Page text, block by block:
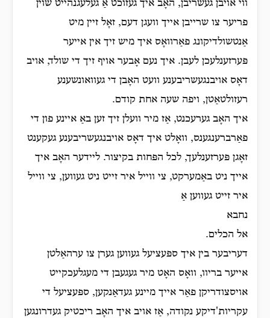
ווי אויבן געשריבן, האָב איך געזוכט אַ געלעגנהייט שוין
פריער צו שרייבן אייך וועגן דעם, זאָל זיין מיט
אַנטשולדיקונג פאַרוואָס איך מיש זיך אין אייער
פּערזענלעכן לעבן. איך נעם אָבער אויף זיך די שולד, אויב
דאָס אויבנגעשריבענע וועט האָבן די געוואונשענע
רעזולטאַטן, ויפה שעה אחת קודם.
איך האָב גערעכנט, אַז מיר וועלן זיך זען באַ איינע פון די
פאַרברענגענס, וואָלט איך דאָס אויבנגעשריבענע געקענט
זאָגן פּערזענלעך, לכל הפּחות בקיצור. ליידער האָב איך
אייך ניט באַמערקט, צי ווייל איר זייט ניט געווען, צי ווייל
איר זייט געווען אַ
נחבא
אל הכלים.
דעריבער בין איך ספּעציעל געווען גערן צו ערהאַלטן
אייער בריוו, וואָס האָט מיר געגעבן די מעגלעכקייט
אויסצודריקן פאַר אייך מיינע געדאַנקען, ספּעציעל די
עקריות'דיקע נקודה, אַז אויב איך האָב ריכטיק געדרונגען